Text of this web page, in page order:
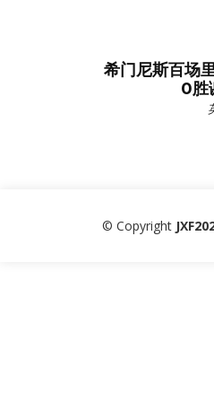
希门尼斯百场
0胜
© Copyright